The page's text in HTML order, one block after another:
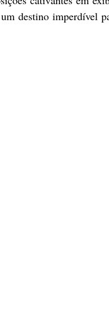
destino imperdível